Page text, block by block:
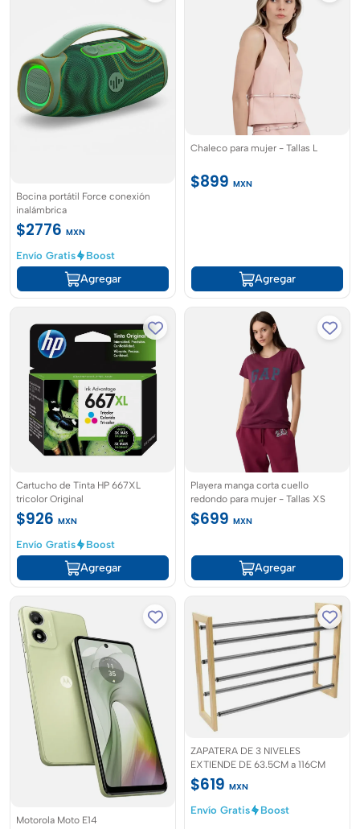
Bocina portátil Force conexión
inalámbrica
$2776 MXN
Envío Gratis
Boost
Agregar
Chaleco para mujer - Tallas L
$899 MXN
Agregar
Cartucho de Tinta HP 667XL
tricolor Original
$926 MXN
Envío Gratis
Boost
Agregar
Playera manga corta cuello
redondo para mujer - Tallas XS
$699 MXN
Agregar
Motorola Moto E14
ZAPATERA DE 3 NIVELES
EXTIENDE DE 63.5CM a 116CM
$619 MXN
Envío Gratis
Boost